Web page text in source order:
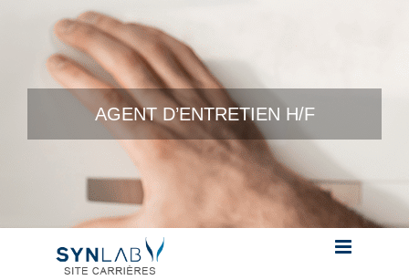
Skip to content
AGENT D’ENTRETIEN H/F